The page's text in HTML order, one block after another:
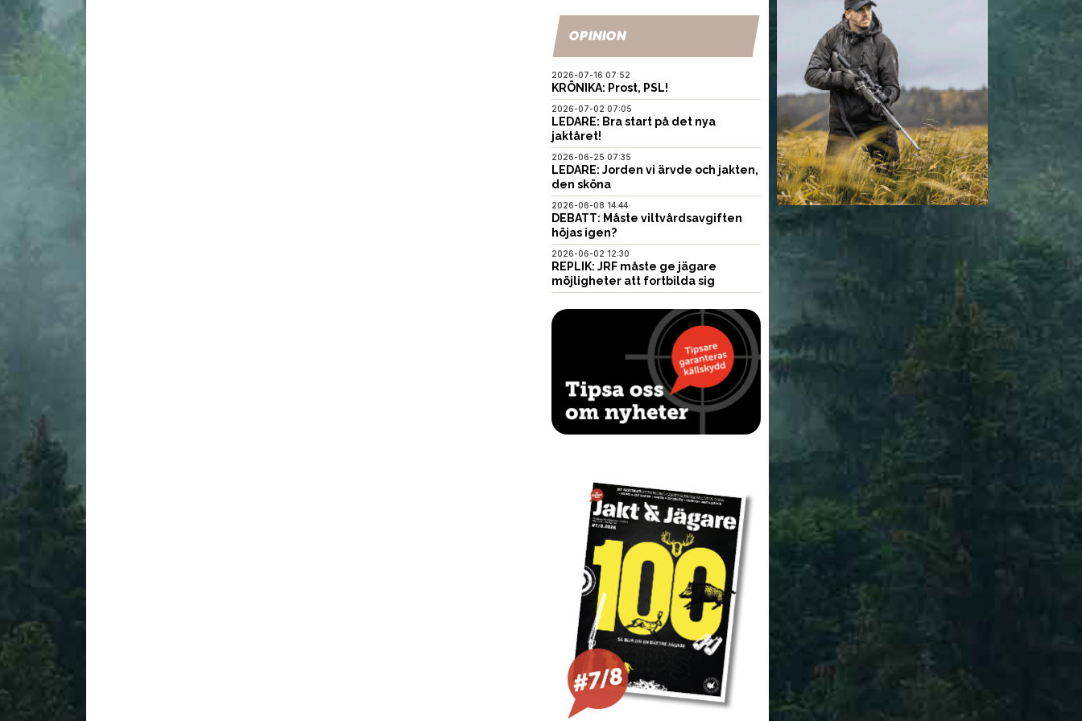
OPINION
2026-07-16 07:52
KRÖNIKA: Prost, PSL!
2026-07-02 07:05
LEDARE: Bra start på det nya
jaktåret!
2026-06-25 07:35
LEDARE: Jorden vi ärvde och jakten,
den sköna
2026-06-08 14:44
DEBATT: Måste viltvårdsavgiften
höjas igen?
2026-06-02 12:30
REPLIK: JRF måste ge jägare
möjligheter att fortbilda sig